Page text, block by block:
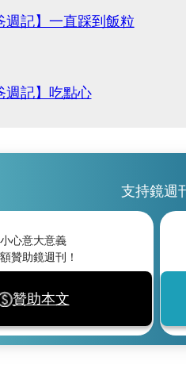
週記】一直踩到飯粒
週記】吃點心
支持鏡週
小心意大意義
贊助鏡週刊！
贊助本文